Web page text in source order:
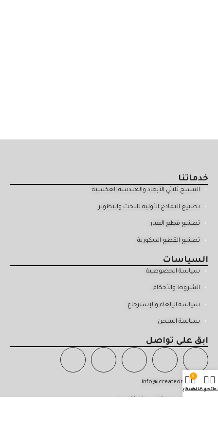
خدماتنا
المسح ثلاثي الأبعاد والهندسة العكسية
تصنيع النماذج الأولية للبحث والتطوير
تصنيع قطع الغيار
تصنيع القطع الديكورية
السياسات
سياسة الخصوصية
الشروط والأحكام
سياسة الإلغاء والإسترجاع
سياسة الشحن
ابق على تواصل
info@icreateom.com
المفضلة
0
السلة
حسابي